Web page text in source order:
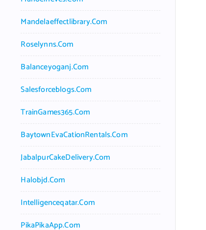
Mandelaeffectlibrary.com
Roselynns.com
Balanceyoganj.com
Salesforceblogs.com
TrainGames365.com
BaytownEvaCationRentals.com
JabalpurCakeDelivery.com
Halobjd.com
Intelligenceqatar.com
PikaPikaApp.com